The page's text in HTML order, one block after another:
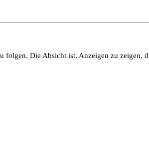
folgen. Die Absicht ist, Anzeigen zu